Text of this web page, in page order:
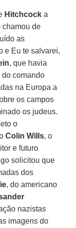
Hitchcock a
chamou de
as
e Eu te salvarei,
, que havia
comando
na Europa a
os campos
os judeus.
o
Colin Wills, o
e futuro
solicitou que
dos
, do americano
nazistas
imagens do